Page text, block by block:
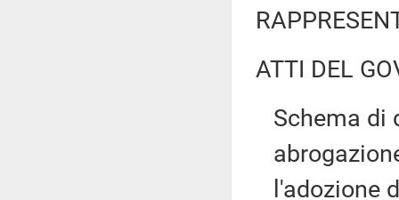
ATTI DEL
Schema di
l'adozione